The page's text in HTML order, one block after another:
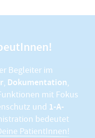
Begleiter im
, Dokumentation,
mit Fokus
und 1-A-
bedeutet
PatientInnen!